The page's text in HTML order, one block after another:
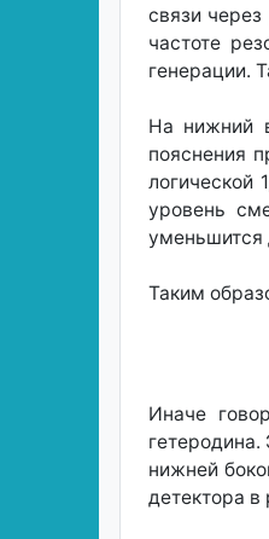
связи
частоте
генерации.
На нижний
пояснения
логической
уровень
уменьшится
Таким
Иначе
гетеродина.
нижней
детектора в